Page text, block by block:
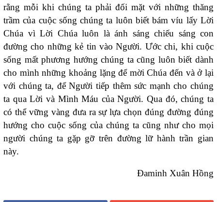
rằng mỗi khi chúng ta phải đối mặt với những thăng
trầm của cuộc sống chúng ta luôn biết bám víu lấy Lời
Chúa vì Lời Chúa luôn là ánh sáng chiếu sáng con
đường cho những kẻ tin vào Người. Ước chi, khi cuộc
sống mất phương hướng chúng ta cũng luôn biết dành
cho mình những khoảng lặng để mời Chúa đến và ở lại
với chúng ta, để Người tiếp thêm sức mạnh cho chúng
ta qua Lời và Mình Máu của Người. Qua đó, chúng ta
có thể vững vàng đưa ra sự lựa chọn đúng đường đúng
hướng cho cuộc sống của chúng ta cũng như cho mọi
người chúng ta gặp gỡ trên đường lữ hành trần gian
này.
Đaminh Xuân Hồng